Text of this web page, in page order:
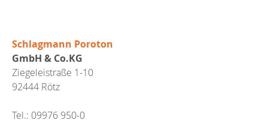
Schlagmann Poroton
GmbH & Co.KG
Ziegeleistraße 1-10
92444 Rötz
Tel.: 09976 950-0